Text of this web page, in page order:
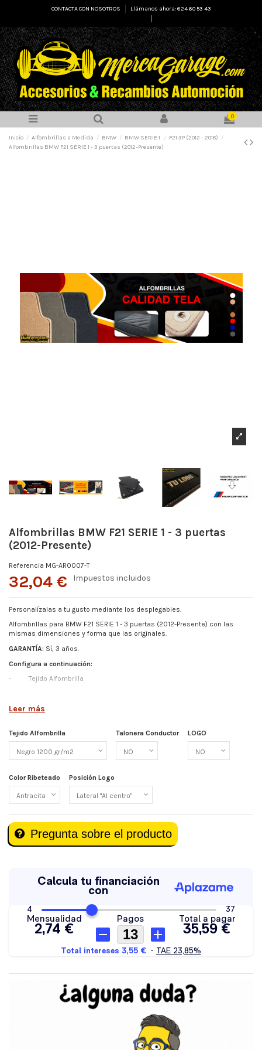
CONTACTA CON NOSOTROS
Llámanos ahora: 624 60 53 43
0
Inicio Alfombrillas a Medida BMW BMW SERIE 1
F21 3P (2012 - 2018)
Alfombrillas BMW F21 SERIE 1 - 3 puertas (2012-Presente)
Alfombrillas BMW F21 SERIE 1 - 3 puertas
(2012-Presente)
Referencia MG-AR0007-T
32,04 € Impuestos incluidos
Personalízalas a tu gusto mediante los desplegables.
Alfombrillas para BMW F21 SERIE 1 - 3 puertas (2012-Presente) con las
mismas dimensiones y forma que las originales.
GARANTÍA: Sí, 3 años.
Configura a continuación:
-
Tejido Alfombrilla
-
Color Ribeteado
Más detalles abajo
Leer más
Tejido Alfombrilla Talonera Conductor LOGO
Color Ribeteado Posición Logo
Pregunta sobre el producto